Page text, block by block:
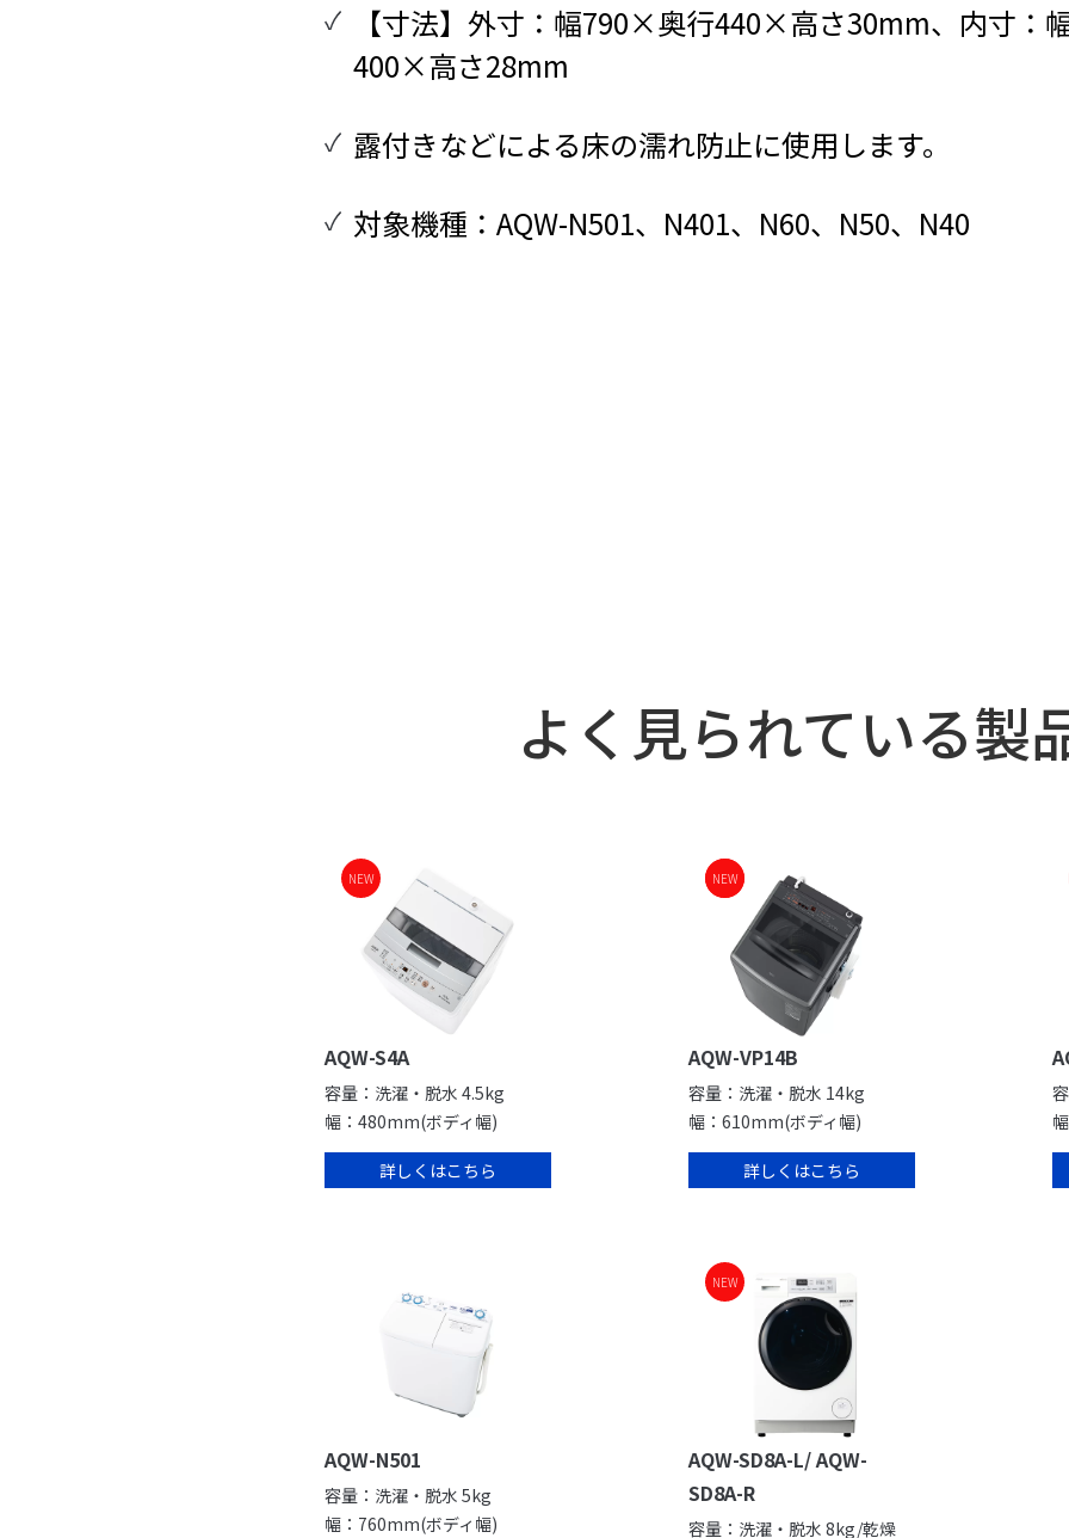
【寸法】外寸：幅790×奥行440×高さ30mm、内寸：
400×高さ28mm
露付きなどによる床の濡れ防止に使用します。
対象機種：AQW-N501、N401、N60、N50、N40
よく見られている製
NEW
AQW-S4A
容量：洗濯・脱水 4.5kg
幅：480mm(ボディ幅)
詳しくはこちら
NEW
NEW
AQW-VP14B
容量：洗濯・脱水 14kg
幅：610mm(ボディ幅)
詳しくはこちら
AQW-N501
容量：洗濯・脱水 5kg
幅：760mm(ボディ幅)
NEW
AQW-SD8A-L/ AQW-
SD8A-R
容量：洗濯・脱水 8kg/乾燥